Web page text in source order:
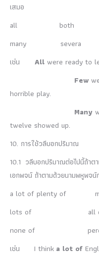
เสมอ
all both
many severa
เช่น
All were ready to
Few
horrible play.
Many
twelve showed up.
10. การใช้วลีบอกปริมาณ
10.1 วลีบอกปริมาณต่อไปนี้ถ้าต
เอกพจน์ ถ้าตามด้วยนามพหูพจ
a lot of plenty of
lots of all
none of
เช่น I think a lot of